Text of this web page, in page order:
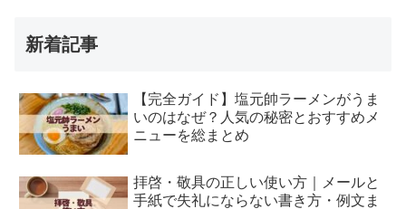
新着記事
【完全ガイド】塩元帥ラーメンがうま
いのはなぜ？人気の秘密とおすすめメ
ニューを総まとめ
拝啓・敬具の正しい使い方｜メールと
手紙で失礼にならない書き方・例文ま